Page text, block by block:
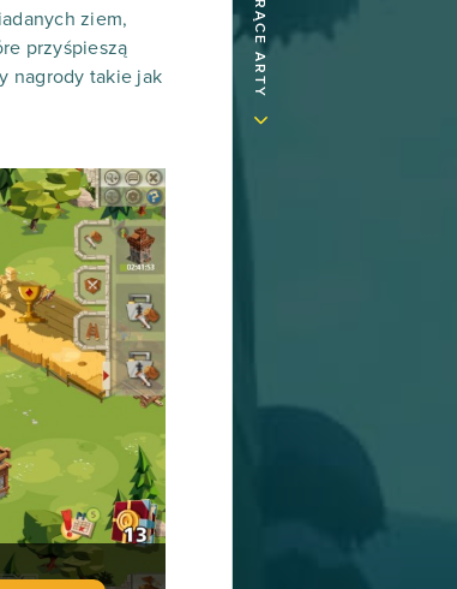
GORĄCE ARTY
ziem,
przyśpieszą
nagrody takie jak